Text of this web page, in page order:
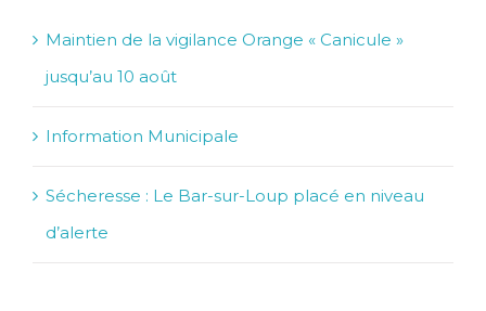
Maintien de la vigilance Orange « Canicule »
jusqu’au 10 août
Information Municipale
Sécheresse : Le Bar-sur-Loup placé en niveau
d’alerte